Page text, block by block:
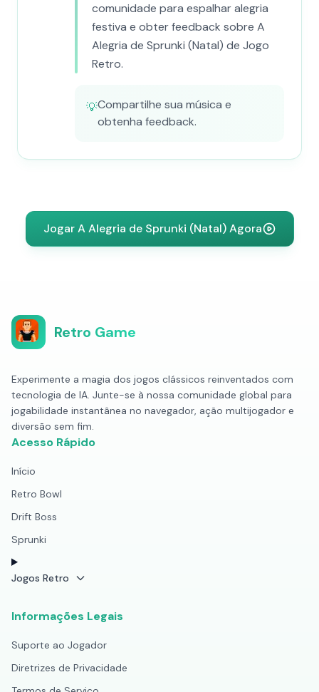
comunidade para espalhar alegria
festiva e obter feedback sobre A
Alegria de Sprunki (Natal) de Jogo
Retro.
💡Compartilhe sua música e
obtenha feedback.
Jogar A Alegria de Sprunki (Natal) Agora
Retro Game
Experimente a magia dos jogos clássicos reinventados com
tecnologia de IA. Junte-se à nossa comunidade global para
jogabilidade instantânea no navegador, ação multijogador e
diversão sem fim.
Acesso Rápido
Início
Retro Bowl
Drift Boss
Sprunki
Jogos Retro
Informações Legais
Suporte ao Jogador
Diretrizes de Privacidade